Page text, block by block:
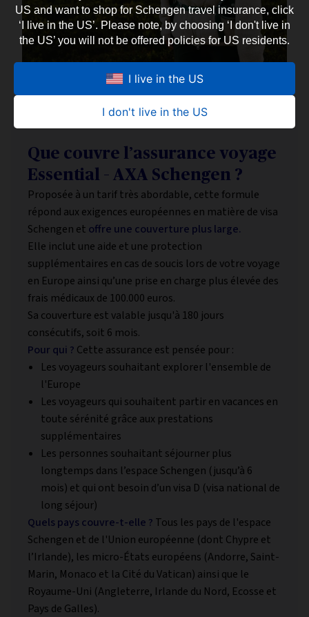
US and want to shop for Schengen travel insurance, click
‘I live in the US’. Please note, by choosing ‘I don't live in
the US’ you will not be offered policies for US residents.
I live in the US
I don't live in the US
Que couvre l’assurance voyage
Essential – AXA Schengen ?
Proposée à un tarif très abordable, cette formule
répond aux exigences européennes en matière de visa
Schengen et offre une couverture plus large.
Elle inclut une aide et une protection
supplémentaires en cas de soucis lors de votre voyage
en Europe ainsi qu’une prise en charge plus élevée des
frais médicaux de 100.000 euros.
Sa couverture est valable jusqu'à 180 jours
consécutifs, soit 6 mois.
Pour qui ? Cette assurance est pensée pour :
Les voyageurs souhaitant explorer l'ensemble de
l'Europe
Les voyageurs qui souhaitent partir en vacances en
toute sérénité grâce aux prestations
supplémentaires
Les personnes souhaitant séjourner plus
longtemps dans l’espace Schengen (jusqu’à 6
mois) et qui ont besoin d’un visa D (visa national de
long séjour)
Quels pays couvre-t-elle ? Tous les pays de l'espace
Schengen et de l'Union européenne (dont Chypre et
l’Irlande), les micro-États européens (Andorre, Saint-
Marin, Monaco et la Cité du Vatican) ainsi que le
Royaume-Uni (Angleterre, Irlande du Nord, Ecosse et
Pays de Galles).